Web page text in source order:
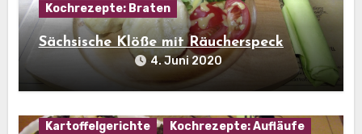
Kochrezepte: Braten
Sächsische Klöße mit Räucherspeck
4. Juni 2020
Kartoffelgerichte
Kochrezepte: Aufläufe